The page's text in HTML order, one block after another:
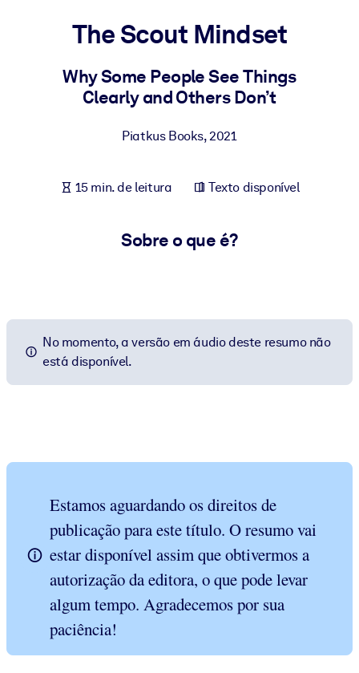
Para LMS/LXP
Leve conhecimento verificado e conciso para seu LMS/LXP para
negócios confiável e pronto para uso.
Alimente seus sistemas de IA com conhecimento confiável e
The Scout Mindset
Why Some People See Things
Clearly and Others Don’t
Piatkus Books,2021
15 min. de leitura Texto disponível
Sobre o que é?
No momento, a versão em áudio deste resumo não
está disponível.
Estamos aguardando os direitos de
publicação para este título. O resumo vai
estar disponível assim que obtivermos a
autorização da editora, o que pode levar
algum tempo. Agradecemos por sua
paciência!